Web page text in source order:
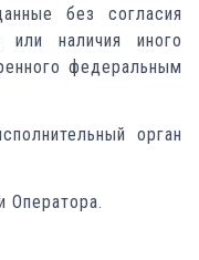
без согласия
или наличия иного
федеральным
орган
Оператора.